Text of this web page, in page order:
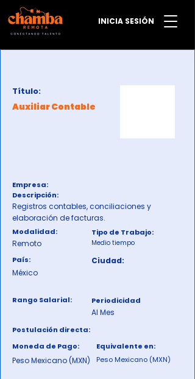
INICIA SESIÓN
Título:
Auxiliar Contable
Empresa:
Descripción:
Registros contables, conciliaciones y
elaboración de facturas.
Modalidad:
Remoto
Tipo de Trabajo:
Medio tiempo
País:
Ciudad:
México
Rango Salarial: Periodicidad
Al Mes
Postulación directa:
Moneda de Pago:
Equivalente en:
Peso Mexicano (MXN) Peso Mexicano (MXN)